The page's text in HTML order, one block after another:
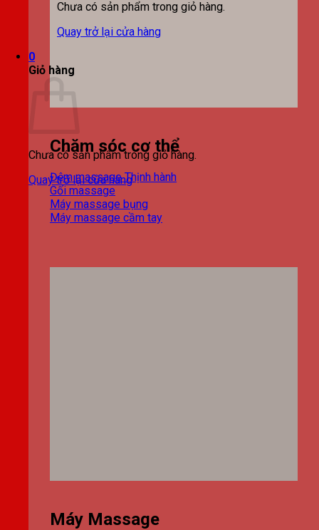
Chưa có sản phẩm trong giỏ hàng.
Quay trở lại cửa hàng
0
Giỏ hàng
Chưa có sản phẩm trong giỏ hàng.
Quay trở lại cửa hàng
Chăm sóc cơ thể
Đệm massage
Gối massage
Máy massage bụng
Máy massage cầm tay
Máy Massage